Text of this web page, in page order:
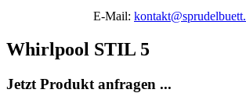
E-Mail:
Whirlpool STIL 5
Jetzt Produkt anfragen ...